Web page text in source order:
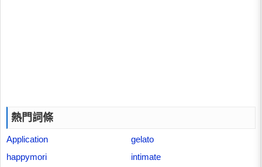
熱門詞條
Application
gelato
happymori
intimate